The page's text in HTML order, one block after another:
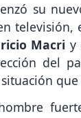
su
Macri y
del